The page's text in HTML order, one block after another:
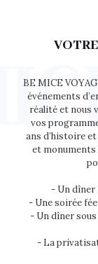
BE MICE
événements
réalité et nous
vos
ans d’histoire
et monuments
- Un dîner
- Une soirée
- Un dîner
- La